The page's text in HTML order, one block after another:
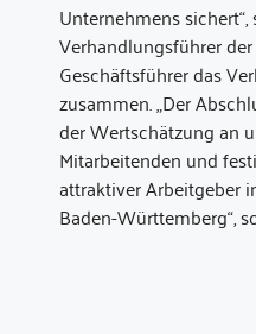
Unternehmens
Verhandlungsführer
Geschäftsführer das
zusammen. „Der
der Wertschätzung an
Mitarbeitenden und
attraktiver Arbeitgeber
Baden-Württemberg“,